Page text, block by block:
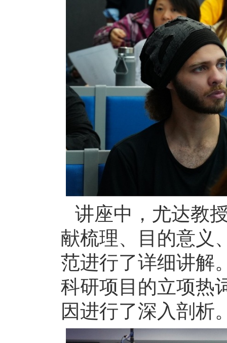
讲座中，尤达教
献梳理、目的意义
范进行了详细讲解
科研项目的立项热
因进行了深入剖析